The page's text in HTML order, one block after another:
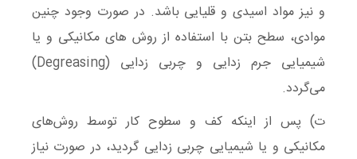
و نیز مواد اسیدی و قلیایی باشد. در صورت وجود چنین
موادی، سطح بتن با استفاده از روش های مکانیکی و یا
شیمیایی جرم زدایی و چربی زدایی (Degreasing)
می‌گردد.
ت) پس از اینکه کف و سطوح کار توسط روش‌های
مکانیکی و یا شیمیایی چربی زدایی گردید، در صورت نیاز